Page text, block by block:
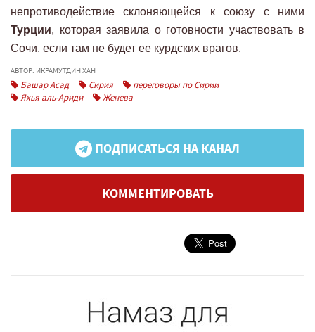
непротиводействие склоняющейся к союзу с ними
Турции, которая заявила о готовности участвовать в
Сочи, если там не будет ее курдских врагов.
АВТОР: ИКРАМУТДИН ХАН
Башар Асад Сирия
переговоры по Сирии
Яхья аль-Ариди
Женева
ПОДПИСАТЬСЯ НА КАНАЛ
КОММЕНТИРОВАТЬ